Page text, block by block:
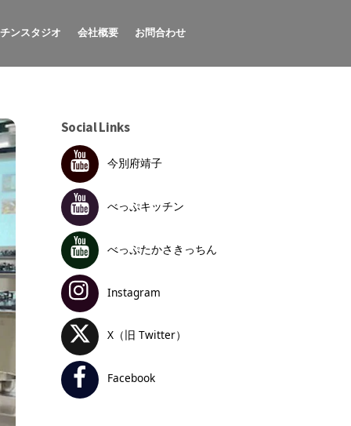
ンスタジオ 会社概要 お問合わせ
Social Links
今別府靖子
べっぷキッチン
べっぷたかさきっちん
Instagram
X（旧 Twitter）
Facebook